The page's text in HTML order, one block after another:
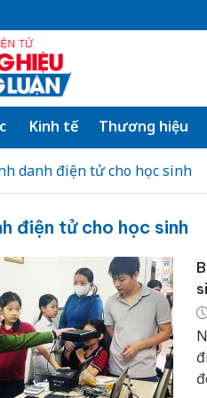
Kinh tế Thương hiệu
danh điện tử cho học sinh
điện tử cho học sinh